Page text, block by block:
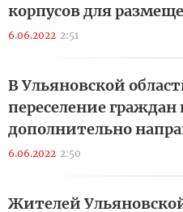
корпусов для
6.06.2022 2:51
В Ульяновской
переселение
дополнительно
6.06.2022 2:50
Жителей